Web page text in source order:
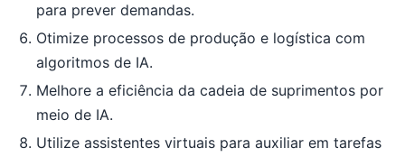
para prever demandas.
Otimize processos de produção e logística com
algoritmos de IA.
Melhore a eficiência da cadeia de suprimentos por
meio de IA.
Utilize assistentes virtuais para auxiliar em tarefas